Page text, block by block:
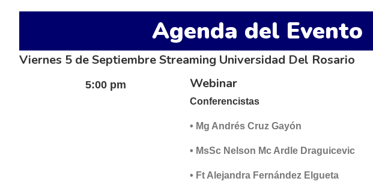
Agenda del Evento
Viernes 5 de Septiembre Streaming Universidad Del Rosario
5:00 pm Webinar
Conferencistas
• Mg Andrés Cruz Gayón
• MsSc Nelson Mc Ardle Draguicevic
• Ft Alejandra Fernández Elgueta